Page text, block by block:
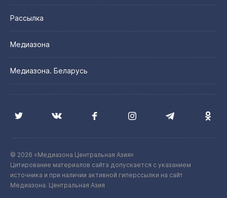
Рассылка
Медиазона
Медиазона. Беларусь
© 2026 «Медиазона Центральная Азия»
Цитирование материалов сайта допускается с указанием
источника и при наличии активной гиперссылки на сайт
Медиазона. Центральная Азия